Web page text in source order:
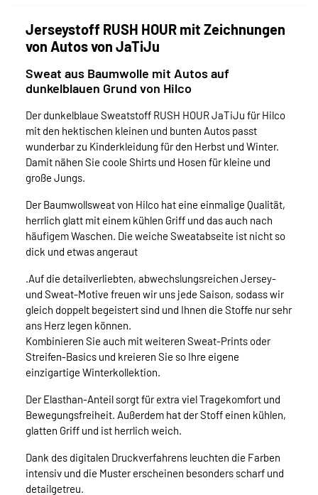
Jerseystoff RUSH HOUR mit Zeichnungen
von Autos von JaTiJu
Sweat aus Baumwolle mit Autos auf
dunkelblauen Grund von Hilco
Der dunkelblaue Sweatstoff RUSH HOUR JaTiJu für Hilco
mit den hektischen kleinen und bunten Autos passt
wunderbar zu Kinderkleidung für den Herbst und Winter.
Damit nähen Sie coole Shirts und Hosen für kleine und
große Jungs.
Der Baumwollsweat von Hilco hat eine einmalige Qualität,
herrlich glatt mit einem kühlen Griff und das auch nach
häufigem Waschen. Die weiche Sweatabseite ist nicht so
dick und etwas angeraut
.Auf die detailverliebten, abwechslungsreichen Jersey-
und Sweat-Motive freuen wir uns jede Saison, sodass wir
gleich doppelt begeistert sind und Ihnen die Stoffe nur sehr
ans Herz legen können.
Kombinieren Sie auch mit weiteren Sweat-Prints oder
Streifen-Basics und kreieren Sie so Ihre eigene
einzigartige Winterkollektion.
Der Elasthan-Anteil sorgt für extra viel Tragekomfort und
Bewegungsfreiheit. Außerdem hat der Stoff einen kühlen,
glatten Griff und ist herrlich weich.
Dank des digitalen Druckverfahrens leuchten die Farben
intensiv und die Muster erscheinen besonders scharf und
detailgetreu.